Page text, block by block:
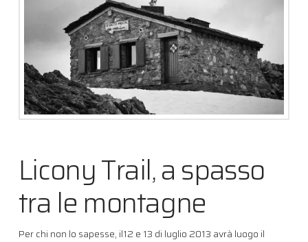
Licony Trail, a spasso
tra le montagne
Per chi non lo sapesse, il12 e 13 di luglio 2013 avrà luogo il